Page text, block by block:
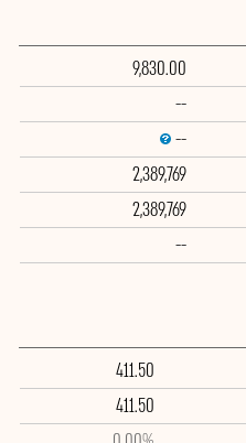
9,830.00
--
--
2,389,769
2,389,769
--
411.50
411.50